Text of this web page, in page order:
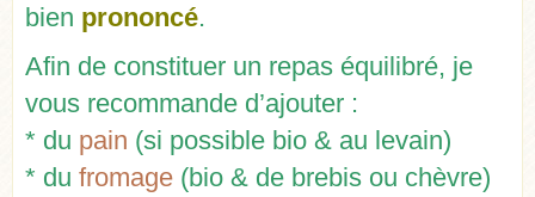
bien prononcé.
Afin de constituer un repas équilibré, je
vous recommande d’ajouter :
* du pain (si possible bio & au levain)
* du fromage (bio & de brebis ou chèvre)